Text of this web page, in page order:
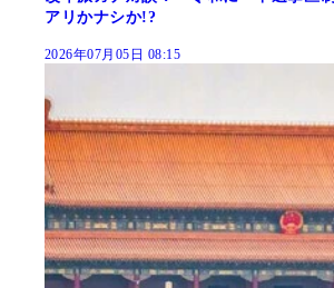
アリかナシか!?
2026年07月05日 08:15